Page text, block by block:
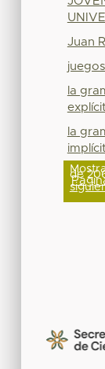
Juan
la
la
de